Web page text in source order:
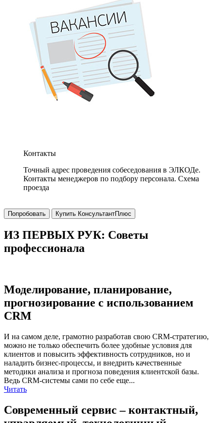
Контакты
Точный адрес проведения собеседования в ЭЛКОДе.
Контакты менеджеров по подбору персонала. Схема
проезда
Попробовать Купить КонсультантПлюс
ИЗ ПЕРВЫХ РУК: Советы
профессионала
Моделирование, планирование,
прогнозирование с использованием
CRM
И на самом деле, грамотно разработав свою CRM-стратегию,
можно не только обеспечить более удобные условия для
клиентов и повысить эффективность сотрудников, но и
наладить бизнес-процессы, и внедрить качественные
методики анализа и прогноза поведения клиентской базы.
Ведь CRM-системы сами по себе еще...
Читать
Современный сервис – контактный,